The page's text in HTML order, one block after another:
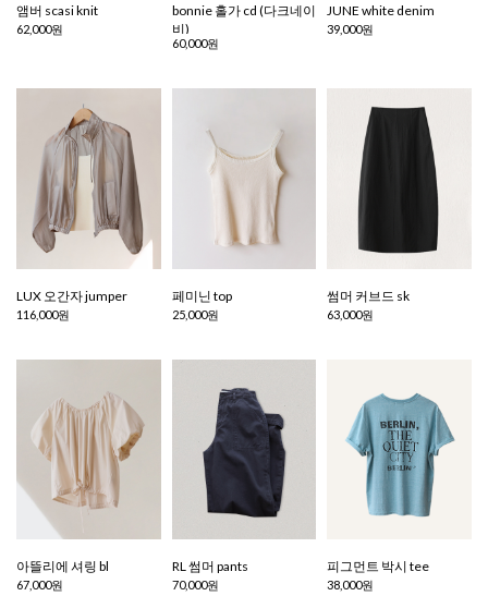
앰버 scasi knit
62,000원
bonnie 홀가 cd (다크네이
비)
60,000원
JUNE white denim
39,000원
LUX 오간자 jumper
116,000원
페미닌 top
25,000원
썸머 커브드 sk
63,000원
아뜰리에 셔링 bl
67,000원
RL 썸머 pants
70,000원
피그먼트 박시 tee
38,000원